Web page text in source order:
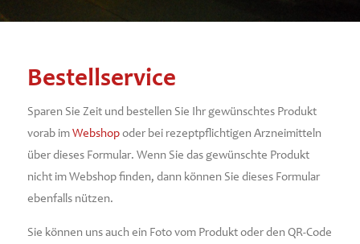
Bestellservice
Sparen Sie Zeit und bestellen Sie Ihr gewünschtes Produkt
vorab imWebshopoder bei rezeptpflichtigen Arzneimitteln
über dieses Formular. Wenn Sie das gewünschte Produkt
nicht im Webshop finden, dann können Sie dieses Formular
ebenfalls nützen.
Sie können uns auch ein Foto vom Produkt oder den QR-Code